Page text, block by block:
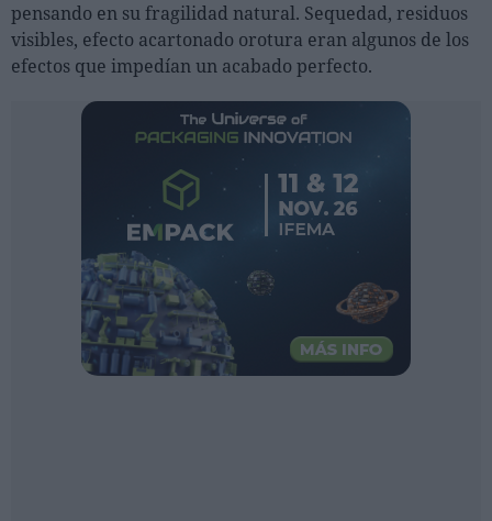
Opinión
Registrarse
INICIAR SESIÓN
pensando en su fragilidad natural. Sequedad, residuos
visibles, efecto acartonado orotura eran algunos de los
efectos que impedían un acabado perfecto.